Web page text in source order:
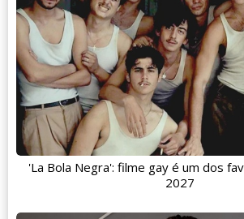
'La Bola Negra': filme gay é um dos
2027